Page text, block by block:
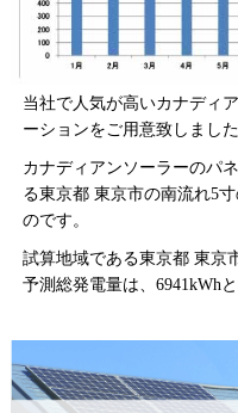
当社で人気が高いカナディ
ーションをご用意致しました
カナディアンソーラーのパ
る東京都 東京市の南流れ5
のです。
試算地域である東京都 東京
予測総発電量は、6941kWh